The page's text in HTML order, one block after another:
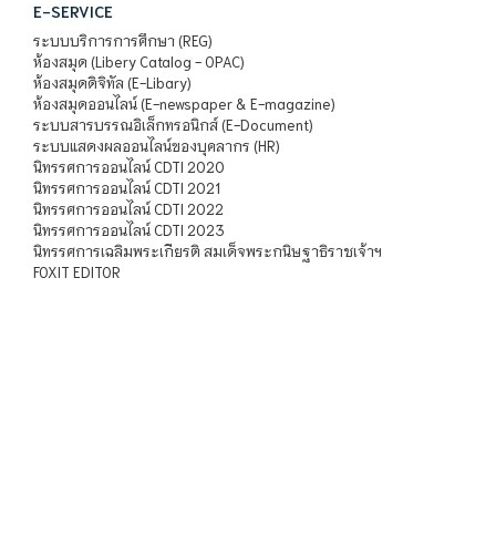
E-SERVICE
ระบบบริการการศึกษา (REG)
ห้องสมุด (Libery Catalog - OPAC)
ห้องสมุดดิจิทัล (E-Libary)
ห้องสมุดออนไลน์ (E-newspaper & E-magazine)
ระบบสารบรรณอิเล็กทรอนิกส์ (E-Document)
ระบบแสดงผลออนไลน์ของบุคลากร (HR)
นิทรรศการออนไลน์ CDTI 2020
นิทรรศการออนไลน์ CDTI 2021
นิทรรศการออนไลน์ CDTI 2022
นิทรรศการออนไลน์ CDTI 2023
นิทรรศการเฉลิมพระเกียรติ สมเด็จพระกนิษฐาธิราชเจ้าฯ
FOXIT EDITOR